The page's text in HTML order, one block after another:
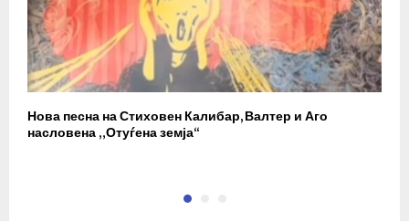
Нова песна на Стиховен Калибар, Валтер и Аго
насловена „Отуѓена земја“